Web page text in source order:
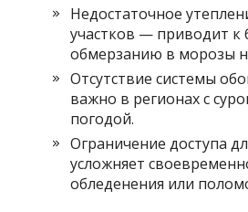
Недостаточное
участков — приводит к
обмерзанию в морозы
Отсутствие системы
важно в регионах с
погодой.
Ограничение доступа
усложняет
обледенения или